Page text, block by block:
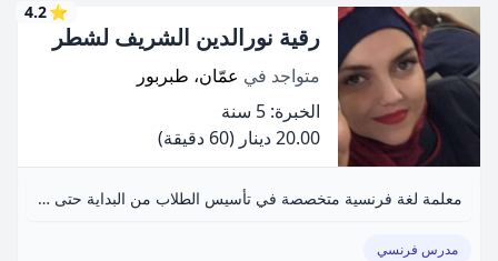
⭐
4.2
رقية نورالدين الشريف لشطر
متواجد في عمّان، طبربور
الخبرة: 5 سنة
20.00 دينار
(60 دقيقة)
معلمة لغة فرنسية متخصصة في تأسيس الطلاب من البداية حتى الاحتراف.
مدرس فرنسي